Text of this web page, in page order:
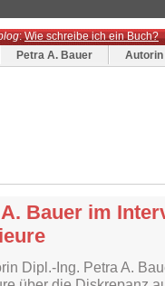
:Wie schreibe ich ein Buch?
Petra A. Bauer Autorin
Bauer im
Dipl.-Ing. Petra A.